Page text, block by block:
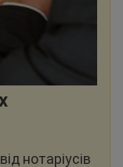
нотаріусів